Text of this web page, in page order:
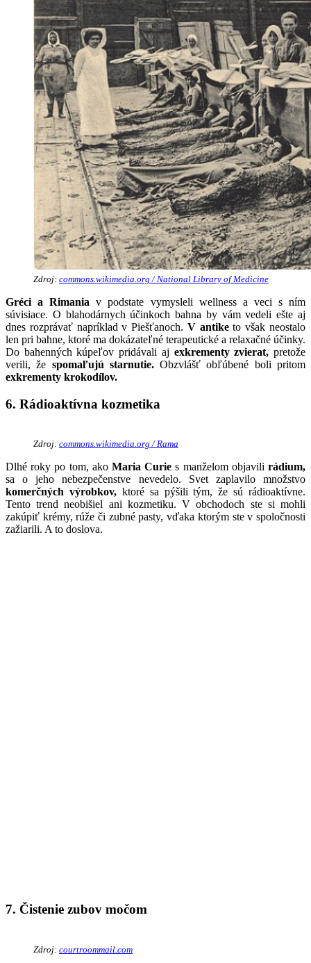
Zdroj: commons.wikimedia.org / National Library of Medicine
Gréci a Rimania v podstate vymysleli wellness a veci s ním
súvisiace. O blahodárnych účinkoch bahna by vám vedeli ešte aj
dnes rozprávať napríklad v Piešťanoch. V antiketo však neostalo
len pri bahne, ktoré ma dokázateľné terapeutické a relaxačné účinky.
Do bahenných kúpeľov pridávali aj exkrementy zvierat, pretože
verili, že spomaľujú starnutie.Obzvlášť obľúbené boli pritom
exkrementy krokodílov.
6. Rádioaktívna kozmetika
Zdroj: commons.wikimedia.org / Rama
Dlhé roky po tom, ako Maria Curie s manželom objavili rádium,
sa o jeho nebezpečenstve nevedelo. Svet zaplavilo množstvo
komerčných výrobkov,ktoré sa pýšili tým, že sú rádioaktívne.
Tento trend neobišiel ani kozmetiku. V obchodoch ste si mohli
zakúpiť krémy, rúže či zubné pasty, vďaka ktorým ste v spoločnosti
zažiarili. A to doslova.
7. Čistenie zubov močom
Zdroj: courtroommail.com